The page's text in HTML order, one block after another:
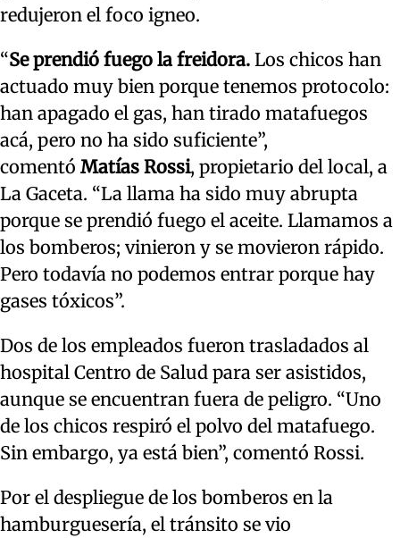
redujeron el foco igneo.
“Se prendió fuego la freidora. Los chicos han
actuado muy bien porque tenemos protocolo:
han apagado el gas, han tirado matafuegos
acá, pero no ha sido suficiente”,
comentó Matías Rossi, propietario del local, a
La Gaceta. “La llama ha sido muy abrupta
porque se prendió fuego el aceite. Llamamos a
los bomberos; vinieron y se movieron rápido.
Pero todavía no podemos entrar porque hay
gases tóxicos”.
Dos de los empleados fueron trasladados al
hospital Centro de Salud para ser asistidos,
aunque se encuentran fuera de peligro. “Uno
de los chicos respiró el polvo del matafuego.
Sin embargo, ya está bien”, comentó Rossi.
Por el despliegue de los bomberos en la
hamburguesería, el tránsito se vio